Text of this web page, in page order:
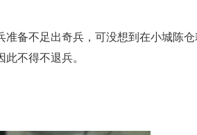
备不足出奇兵，可没想到在小城陈仓
不得不退兵。